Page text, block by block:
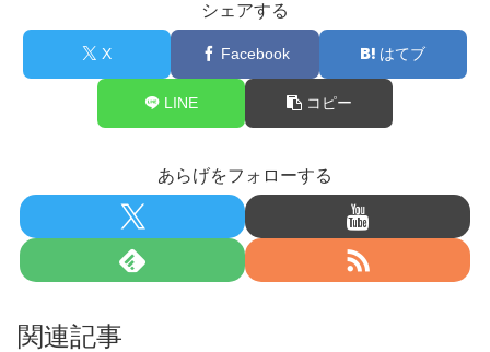
シェアする
X Facebook はてブ
LINE コピー
あらげをフォローする
関連記事